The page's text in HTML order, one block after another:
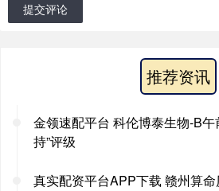
提交评论
推荐资讯
金领速配平台 科伦博泰生物-B午
持”评级
真实配资平台APP下载 赣州算